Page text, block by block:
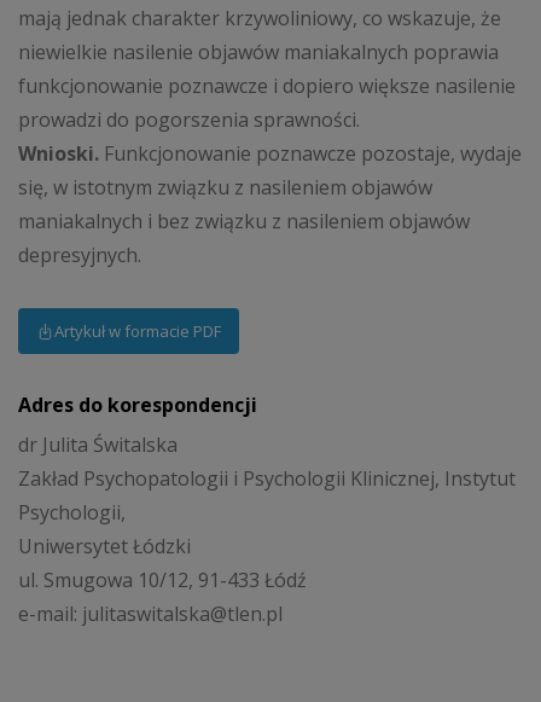
mają jednak charakter krzywoliniowy, co wskazuje, że
niewielkie nasilenie objawów maniakalnych poprawia
funkcjonowanie poznawcze i dopiero większe nasilenie
prowadzi do pogorszenia sprawności.
Wnioski. Funkcjonowanie poznawcze pozostaje, wydaje
się, w istotnym związku z nasileniem objawów
maniakalnych i bez związku z nasileniem objawów
depresyjnych.
Artykuł w formacie PDF
Adres do korespondencji
dr Julita Świtalska
Zakład Psychopatologii i Psychologii Klinicznej, Instytut
Psychologii,
Uniwersytet Łódzki
ul. Smugowa 10/12, 91-433 Łódź
e-mail: julitaswitalska@tlen.pl